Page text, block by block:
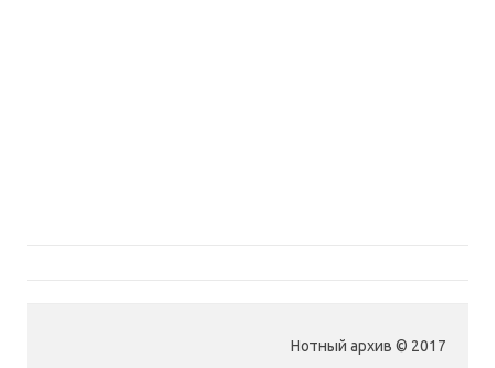
Нотный архив © 2017